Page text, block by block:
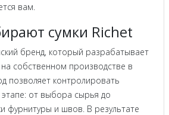
вам.
сумки Richet
бренд, который разрабатывает
собственном производстве в
позволяет контролировать
от выбора сырья до
фурнитуры и швов. В результате